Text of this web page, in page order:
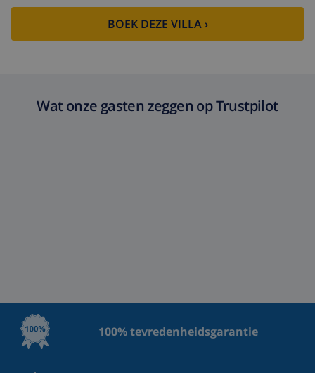
BOEK DEZE VILLA ›
Wat onze gasten zeggen op Trustpilot
100% tevredenheidsgarantie